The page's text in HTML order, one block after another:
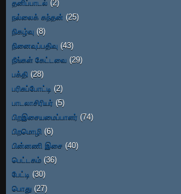
தனிப்பாடல் (2)
நல்லைக் கந்தன் (25)
நிகழ்வு (8)
நினைவுப்பதிவு (43)
நீங்கள் கேட்டவை (29)
பக்தி (28)
பரிசுப்போட்டி (2)
பாடலாசிரியர் (5)
பிறஇசையமைப்பாளர் (74)
பிறமொழி (6)
பின்னணி இசை (40)
பெட்டகம் (36)
பேட்டி (30)
பொது (27)